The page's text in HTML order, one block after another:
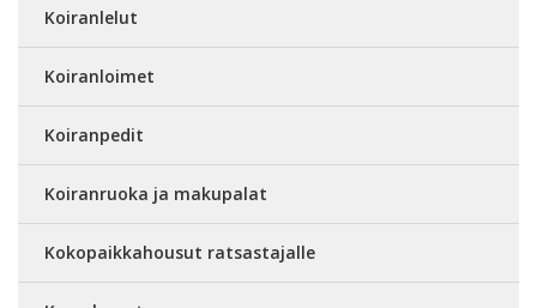
Koiranlelut
Koiranloimet
Koiranpedit
Koiranruoka ja makupalat
Kokopaikkahousut ratsastajalle